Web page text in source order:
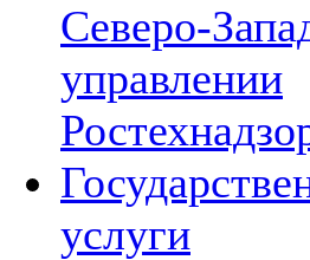
Северо-
управлении
услуги